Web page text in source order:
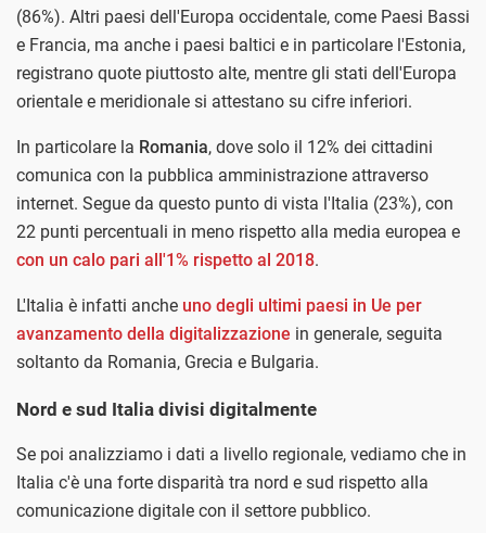
(86%). Altri paesi dell'Europa occidentale, come Paesi Bassi
e Francia, ma anche i paesi baltici e in particolare l'Estonia,
registrano quote piuttosto alte, mentre gli stati dell'Europa
orientale e meridionale si attestano su cifre inferiori.
In particolare la Romania, dove solo il 12% dei cittadini
comunica con la pubblica amministrazione attraverso
internet. Segue da questo punto di vista l'Italia (23%), con
22 punti percentuali in meno rispetto alla media europea e
con un calo pari all'1% rispetto al 2018.
L'Italia è infatti anche uno degli ultimi paesi in Ue per
avanzamento della digitalizzazione in generale, seguita
soltanto da Romania, Grecia e Bulgaria.
Nord e sud Italia divisi digitalmente
Se poi analizziamo i dati a livello regionale, vediamo che in
Italia c'è una forte disparità tra nord e sud rispetto alla
comunicazione digitale con il settore pubblico.